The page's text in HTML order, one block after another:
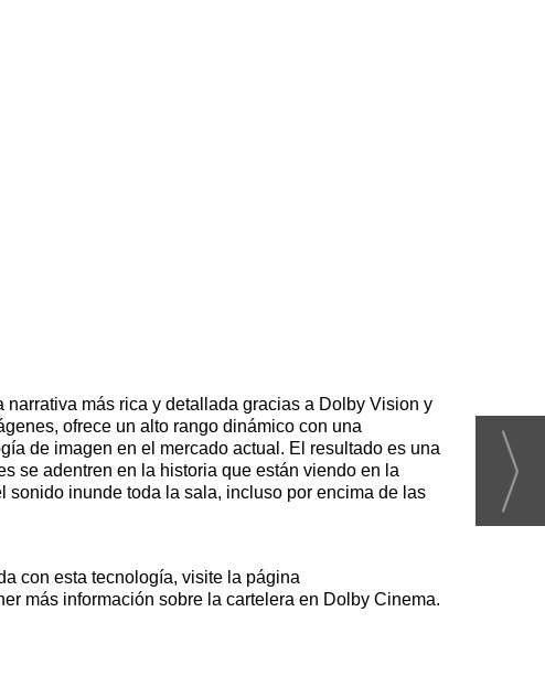
más rica y detallada gracias a Dolby Vision y
ofrece un alto rango dinámico con una
de imagen en el mercado actual. El resultado es una
se adentren en la historia que están viendo en la
inunde toda la sala, incluso por encima de las
con esta tecnología, visite la página
más información sobre la cartelera en Dolby Cinema.